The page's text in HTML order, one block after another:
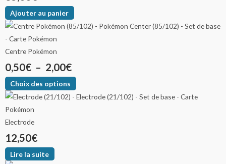
Ajouter au panier
Centre Pokémon
0,50€ – 2,00€
Choix des options
la
Electrode
12,50€
Lire la suite
la